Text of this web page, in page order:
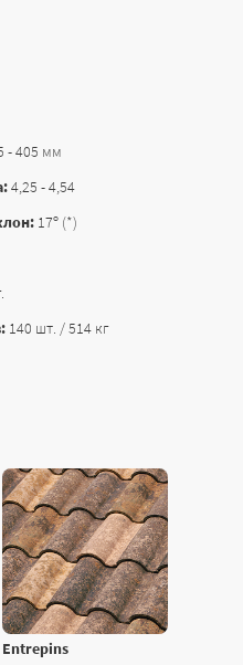
- 405 мм
4,25 - 4,54
17º (*)
140 шт. / 514 кг
Entrepins